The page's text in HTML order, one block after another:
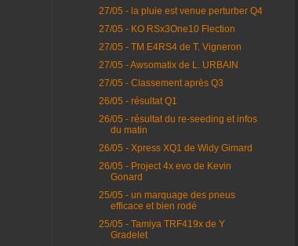
27/05 - la pluie est venue perturber Q4
27/05 - KO RSx3One10 Flection
27/05 - TM E4RS4 de T. Vigneron
27/05 - Awsomatix de L. URBAIN
27/05 - Classement après Q3
26/05 - résultat Q1
26/05 - résultat du re-seeding et infos
du matin
26/05 - Xpress XQ1 de Widy Gimard
26/05 - Project 4x evo de Kevin
Gonard
25/05 - un marquage des pneus
efficace et bien rodé
25/05 - Tamiya TRF419x de Y
Gradelet